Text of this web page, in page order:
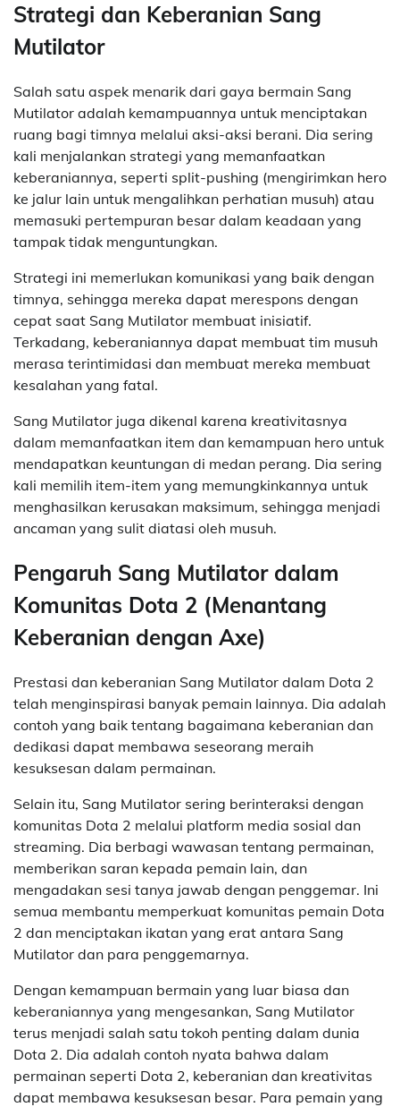
Strategi dan Keberanian Sang
Mutilator
Salah satu aspek menarik dari gaya bermain Sang
Mutilator adalah kemampuannya untuk menciptakan
ruang bagi timnya melalui aksi-aksi berani. Dia sering
kali menjalankan strategi yang memanfaatkan
keberaniannya, seperti split-pushing (mengirimkan hero
ke jalur lain untuk mengalihkan perhatian musuh) atau
memasuki pertempuran besar dalam keadaan yang
tampak tidak menguntungkan.
Strategi ini memerlukan komunikasi yang baik dengan
timnya, sehingga mereka dapat merespons dengan
cepat saat Sang Mutilator membuat inisiatif.
Terkadang, keberaniannya dapat membuat tim musuh
merasa terintimidasi dan membuat mereka membuat
kesalahan yang fatal.
Sang Mutilator juga dikenal karena kreativitasnya
dalam memanfaatkan item dan kemampuan hero untuk
mendapatkan keuntungan di medan perang. Dia sering
kali memilih item-item yang memungkinkannya untuk
menghasilkan kerusakan maksimum, sehingga menjadi
ancaman yang sulit diatasi oleh musuh.
Pengaruh Sang Mutilator dalam
Komunitas Dota 2 (Menantang
Keberanian dengan Axe)
Prestasi dan keberanian Sang Mutilator dalam Dota 2
telah menginspirasi banyak pemain lainnya. Dia adalah
contoh yang baik tentang bagaimana keberanian dan
dedikasi dapat membawa seseorang meraih
kesuksesan dalam permainan.
Selain itu, Sang Mutilator sering berinteraksi dengan
komunitas Dota 2 melalui platform media sosial dan
streaming. Dia berbagi wawasan tentang permainan,
memberikan saran kepada pemain lain, dan
mengadakan sesi tanya jawab dengan penggemar. Ini
semua membantu memperkuat komunitas pemain Dota
2 dan menciptakan ikatan yang erat antara Sang
Mutilator dan para penggemarnya.
Dengan kemampuan bermain yang luar biasa dan
keberaniannya yang mengesankan, Sang Mutilator
terus menjadi salah satu tokoh penting dalam dunia
Dota 2. Dia adalah contoh nyata bahwa dalam
permainan seperti Dota 2, keberanian dan kreativitas
dapat membawa kesuksesan besar. Para pemain yang